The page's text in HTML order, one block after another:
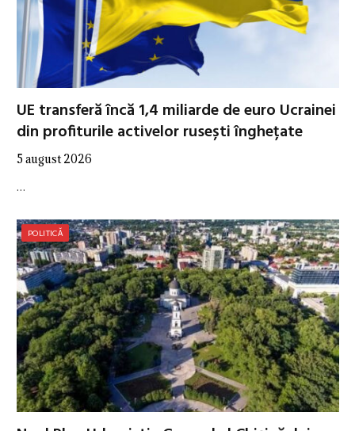
UE transferă încă 1,4 miliarde de euro Ucrainei
din profiturile activelor rusești înghețate
5 august 2026
…
POLITICĂ